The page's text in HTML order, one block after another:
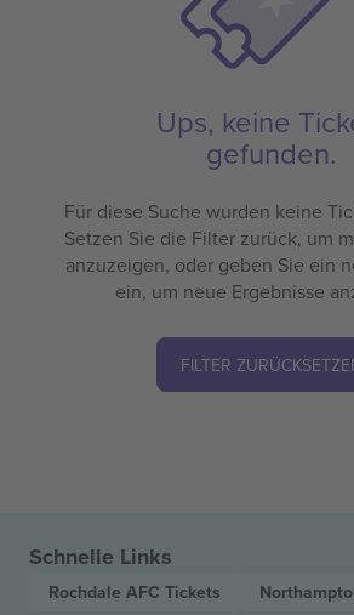
Ups, keine
gefunden.
Für diese Suche wurden keine
Setzen Sie die Filter zurück, um
anzuzeigen, oder geben Sie ein
ein, um neue Ergebnisse
FILTER
Schnelle Links
Rochdale AFC Tickets